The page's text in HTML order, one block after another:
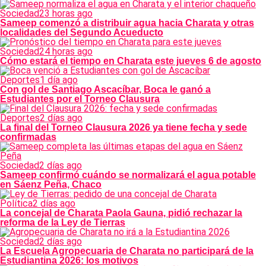
Sociedad23 horas ago
Sameep comenzó a distribuir agua hacia Charata y otras
localidades del Segundo Acueducto
Sociedad24 horas ago
Cómo estará el tiempo en Charata este jueves 6 de agosto
Deportes1 día ago
Con gol de Santiago Ascacíbar, Boca le ganó a
Estudiantes por el Torneo Clausura
Deportes2 días ago
La final del Torneo Clausura 2026 ya tiene fecha y sede
confirmadas
Sociedad2 días ago
Sameep confirmó cuándo se normalizará el agua potable
en Sáenz Peña, Chaco
Política2 días ago
La concejal de Charata Paola Gauna, pidió rechazar la
reforma de la Ley de Tierras
Sociedad2 días ago
La Escuela Agropecuaria de Charata no participará de la
Estudiantina 2026: los motivos